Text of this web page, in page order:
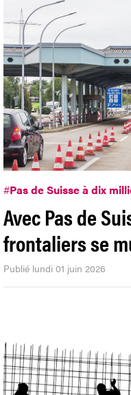
#Pas de Suisse à dix
Avec Pas de
frontaliers se
Publié lundi 01 juin 2026